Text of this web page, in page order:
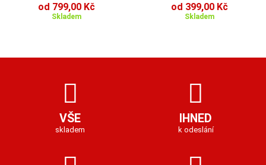
od 799,00 Kč
Skladem
od 399,00 Kč
Skladem
VŠE
skladem
IHNED
k odeslání